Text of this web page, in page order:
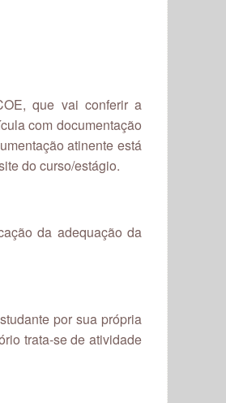
que vai conferir a
com documentação
atinente está
do curso/estágio.
da adequação da
por sua própria
trata-se de atividade